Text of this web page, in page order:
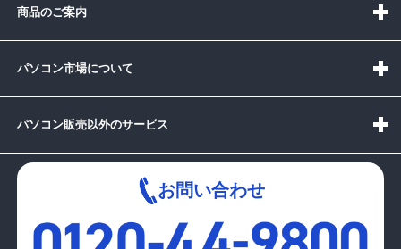
商品のご案内
パソコン市場について
パソコン販売以外のサービス
お問い合わせ